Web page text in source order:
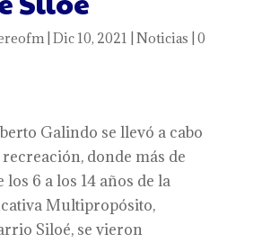
| Dic 10, 2021 Noticias 0
Galindo se llevó a cabo
donde más de
6 a los 14 años de la
Multipropósito,
Siloé, se vieron